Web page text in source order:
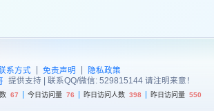
系方式 | 免责声明 |
隐私政策
提供支持 | 联系QQ/微信: 529815144 请注明来意！
67 今日访问量 76 昨日访问人数 398 昨日访问量 550